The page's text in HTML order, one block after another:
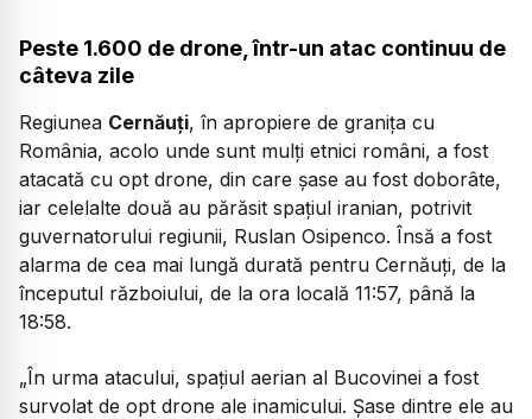
Peste 1.600 de drone, într-un atac continuu de
câteva zile
Regiunea Cernăuți, în apropiere de granița cu
România, acolo unde sunt mulți etnici români, a fost
atacată cu opt drone, din care șase au fost doborâte,
iar celelalte două au părăsit spațiul iranian, potrivit
guvernatorului regiunii, Ruslan Osipenco. Însă a fost
alarma de cea mai lungă durată pentru Cernăuți, de la
începutul războiului, de la ora locală 11:57, până la
18:58.
„În urma atacului, spațiul aerian al Bucovinei a fost
survolat de opt drone ale inamicului. Șase dintre ele au